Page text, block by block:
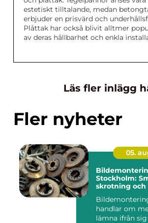
estetiskt tilltalande, medan
erbjuder en prisvärd och
Plåttak har också blivit alltmer
av deras hållbarhet och enkla
Läs fler inlägg
Fler nyheter
05.
Stockholm:
skrotning och
handlar om
lämna ifrån